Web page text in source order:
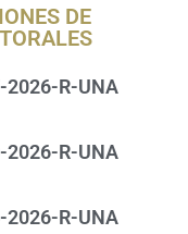
DE
2026-R-UNA
2026-R-UNA
2026-R-UNA